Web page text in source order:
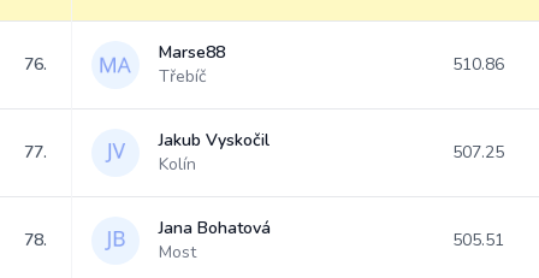
76.
Marse88
Třebíč
510.86
77.
Jakub Vyskočil
Kolín
507.25
78.
Jana Bohatová
Most
505.51